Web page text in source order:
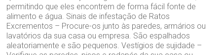
permitindo que eles encontrem de forma fácil fonte de
alimento e água. Sinais de infestação de Ratos
Excrementos – Procure-os junto às paredes, armários ou
lavatórios da sua casa ou empresa. São espalhados
aleatoriamente e são pequenos. Vestígios de sujidade –